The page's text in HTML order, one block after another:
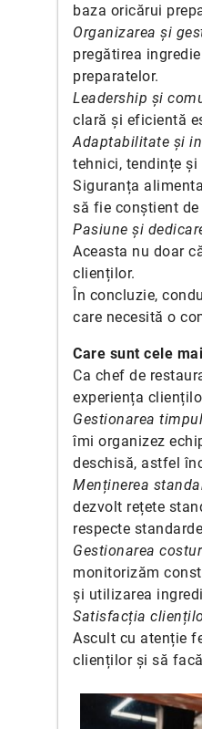
baza oricărui
Organizarea și
pregătirea
preparatelor.
Leadership și
clară și eficientă
Adaptabilitate și
tehnici, tendințe
Siguranța
să fie conștient
Pasiune și
Aceasta nu doar
clienților.
În concluzie,
care necesită o
Care sunt cele
Ca chef de
experiența
Gestionarea
îmi organizez
deschisă, astfel
Menținerea
dezvolt rețete
respecte
Gestionarea
monitorizăm
și utilizarea
Satisfacția
Ascult cu atenție
clienților și să